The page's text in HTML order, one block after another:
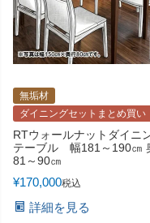
無垢材
ダイニングセットまとめ買い
RTウォールナットダイニ
テーブル 幅181～190㎝
81～90㎝
¥170,000税込
詳細を見る